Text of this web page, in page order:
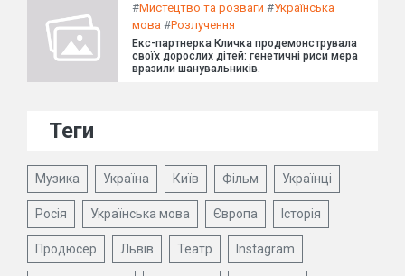
#Мистецтво та розваги #Українська
мова #Розлучення
Екс-партнерка Кличка продемонструвала
своїх дорослих дітей: генетичні риси мера
вразили шанувальників.
Теги
Музика Україна Київ Фільм Українці
Росія Українська мова Європа Історія
Продюсер Львів Театр Instagram